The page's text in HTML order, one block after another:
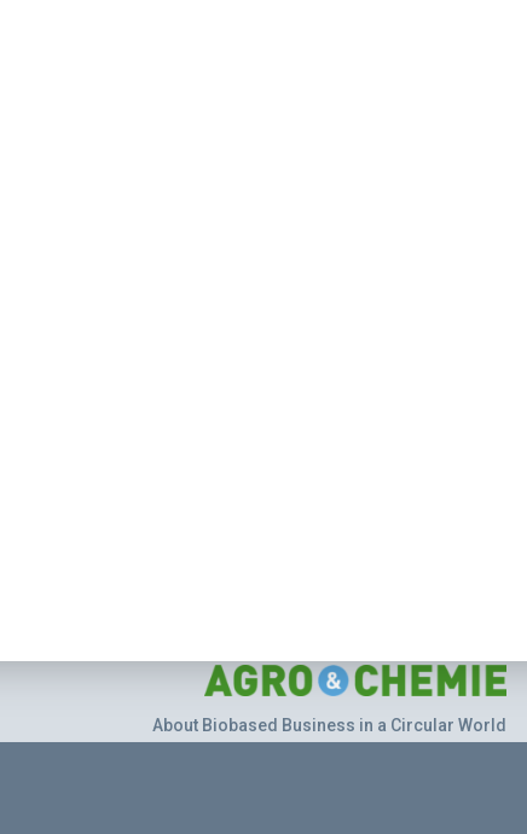
About Biobased Business in a Circular World